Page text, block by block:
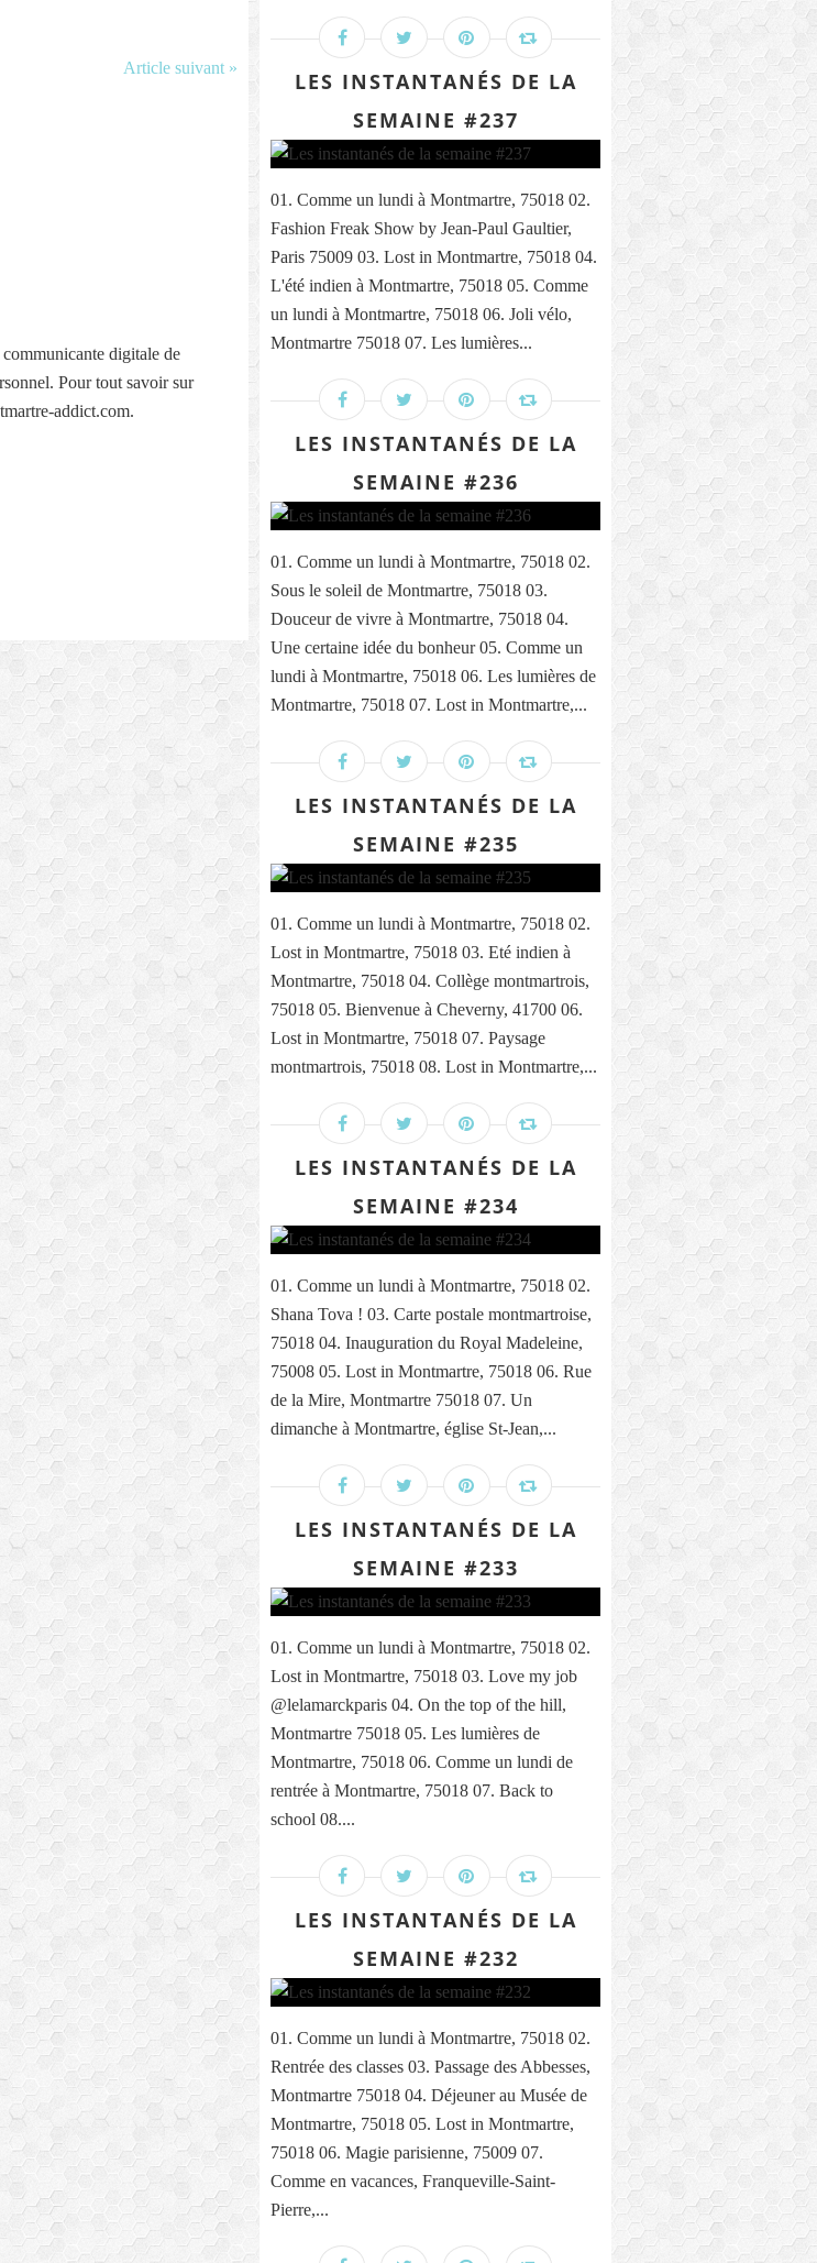
Article suivant »
digitale de
Pour tout savoir sur
addict.com.
LES INSTANTANÉS DE LA
SEMAINE #237
01. Comme un lundi à Montmartre, 75018 02.
Fashion Freak Show by Jean-Paul Gaultier,
Paris 75009 03. Lost in Montmartre, 75018 04.
L'été indien à Montmartre, 75018 05. Comme
un lundi à Montmartre, 75018 06. Joli vélo,
Montmartre 75018 07. Les lumières...
LES INSTANTANÉS DE LA
SEMAINE #236
01. Comme un lundi à Montmartre, 75018 02.
Sous le soleil de Montmartre, 75018 03.
Douceur de vivre à Montmartre, 75018 04.
Une certaine idée du bonheur 05. Comme un
lundi à Montmartre, 75018 06. Les lumières de
Montmartre, 75018 07. Lost in Montmartre,...
LES INSTANTANÉS DE LA
SEMAINE #235
01. Comme un lundi à Montmartre, 75018 02.
Lost in Montmartre, 75018 03. Eté indien à
Montmartre, 75018 04. Collège montmartrois,
75018 05. Bienvenue à Cheverny, 41700 06.
Lost in Montmartre, 75018 07. Paysage
montmartrois, 75018 08. Lost in Montmartre,...
LES INSTANTANÉS DE LA
SEMAINE #234
01. Comme un lundi à Montmartre, 75018 02.
Shana Tova ! 03. Carte postale montmartroise,
75018 04. Inauguration du Royal Madeleine,
75008 05. Lost in Montmartre, 75018 06. Rue
de la Mire, Montmartre 75018 07. Un
dimanche à Montmartre, église St-Jean,...
LES INSTANTANÉS DE LA
SEMAINE #233
01. Comme un lundi à Montmartre, 75018 02.
Lost in Montmartre, 75018 03. Love my job
@lelamarckparis 04. On the top of the hill,
Montmartre 75018 05. Les lumières de
Montmartre, 75018 06. Comme un lundi de
rentrée à Montmartre, 75018 07. Back to
school 08....
LES INSTANTANÉS DE LA
SEMAINE #232
01. Comme un lundi à Montmartre, 75018 02.
Rentrée des classes 03. Passage des Abbesses,
Montmartre 75018 04. Déjeuner au Musée de
Montmartre, 75018 05. Lost in Montmartre,
75018 06. Magie parisienne, 75009 07.
Comme en vacances, Franqueville-Saint-
Pierre,...